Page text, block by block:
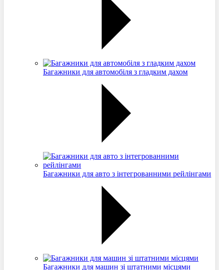
Багажники для автомобіля з гладким дахом
Багажники для авто з інтегрованними рейлінгами
Багажники для машин зі штатними місцями